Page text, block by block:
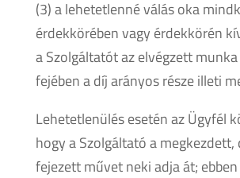
(3) a lehetetlenné válás oka
érdekkörében vagy érdekkörén
a Szolgáltatót az elvégzett
fejében a díj arányos része illeti
Lehetetlenülés esetén az Ügyfél
hogy a Szolgáltató a megkezdett,
fejezett művet neki adja át;